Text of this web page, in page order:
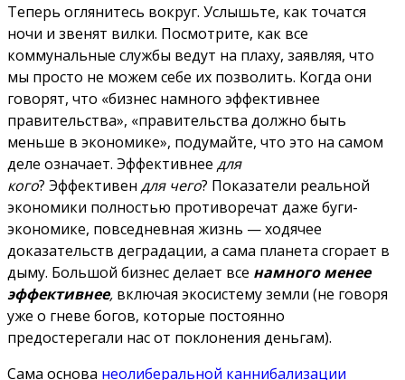
Теперь оглянитесь вокруг. Услышьте, как точатся
ночи и звенят вилки. Посмотрите, как все
коммунальные службы ведут на плаху, заявляя, что
мы просто не можем себе их позволить. Когда они
говорят, что «бизнес намного эффективнее
правительства», «правительства должно быть
меньше в экономике», подумайте, что это на самом
деле означает. Эффективнее для
кого? Эффективен для чего? Показатели реальной
экономики полностью противоречат даже буги-
экономике, повседневная жизнь — ходячее
доказательств деградации, а сама планета сгорает в
дыму. Большой бизнес делает все намного менее
эффективнее, включая экосистему земли (не говоря
уже о гневе богов, которые постоянно
предостерегали нас от поклонения деньгам).
Сама основа неолиберальной каннибализации